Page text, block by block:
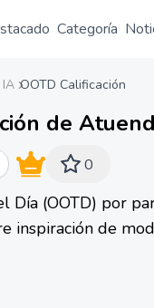
Categoría
OOTD Calificación
de
0
(OOTD) por
inspiración de